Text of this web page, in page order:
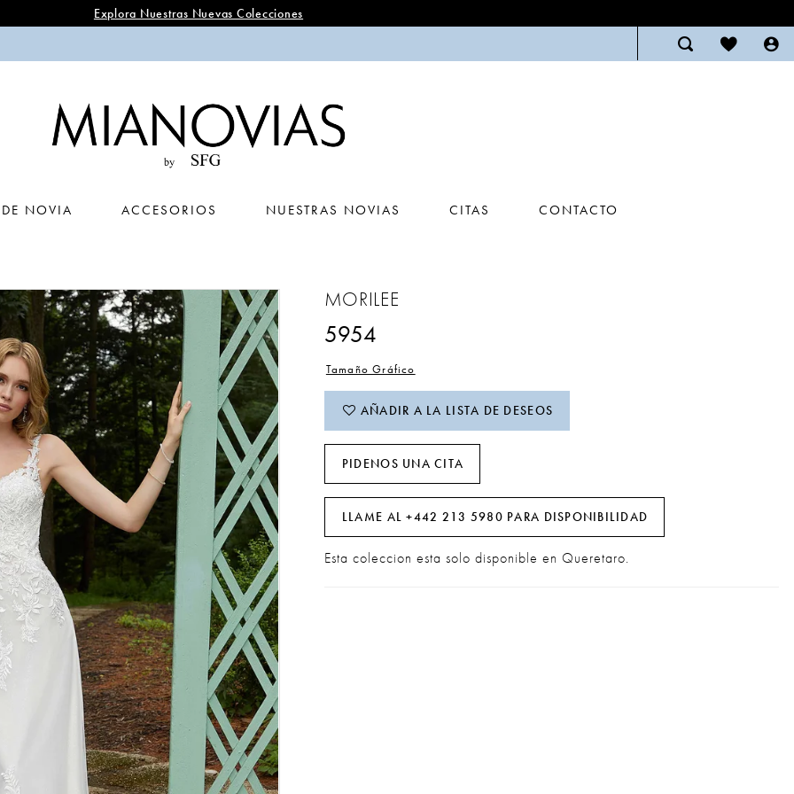
Explora Nuestras Nuevas Colecciones
NOVIA ACCESORIOS NUESTRAS NOVIAS CITAS CONTACTO
MORILEE
5954
Tamaño Gráfico
AÑADIR A LA LISTA DE DESEOS
PIDENOS UNA CITA
LLAME AL +442 213 5980 PARA DISPONIBILIDAD
Esta coleccion esta solo disponible en Queretaro.